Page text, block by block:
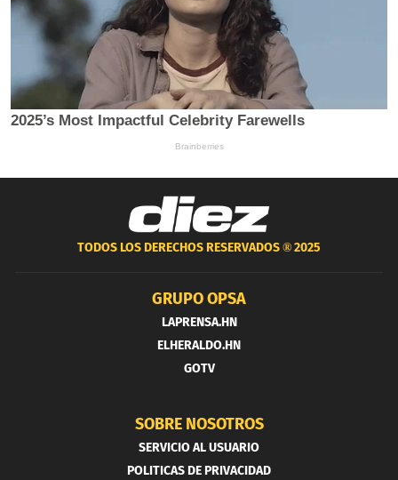
TODOS LOS DERECHOS RESERVADOS ®2025
GRUPO OPSA
LAPRENSA.HN
ELHERALDO.HN
GOTV
SOBRE NOSOTROS
SERVICIO AL USUARIO
POLITICAS DE PRIVACIDAD